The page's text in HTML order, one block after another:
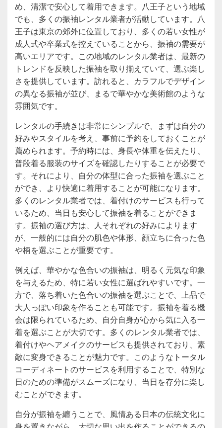
め、清潔で安心して着用できます。八王子という地域
でも、多くの振袖レンタル業者が活動しています。八
王子は東京の郊外に位置しており、多くの若い女性が
成人式や卒業式を控えていることから、振袖の需要が
高いエリアです。この地域のレンタル業者は、最新の
トレンドを反映した振袖を取り揃えていて、選ぶ楽し
さを提供しています。訪れると、カラフルでデザイン
の異なる振袖が並び、まるで華やかな美術館のような
雰囲気です。
レンタルの手続きは非常にシンプルで、まずは自分の
好みやスタイルを考え、事前に予約をしておくことが
薦められます。予約時には、身長や体重を伝えたり、
普段着る服装のサイズを確認したりすることが必要で
す。それにより、自分の体型に合った振袖を選ぶこと
ができ、より快適に着用することが可能になります。
多くのレンタル業者では、着付けのサービスも行って
いるため、当日も安心して振袖を着ることができま
す。振袖の選び方は、人それぞれの好みによります
が、一般的には自分の肌色や体形、顔立ちに合った色
や柄を選ぶことが重要です。
例えば、華やかな色合いの振袖は、明るく元気な印象
を与えるため、特に若い女性に選ばれやすいです。一
方で、落ち着いた色合いの振袖を選ぶことで、上品で
大人っぽい印象を作ることも可能です。振袖を着る機
会は限られているため、自分自身が心から気に入る一
着を選ぶことが大切です。多くのレンタル業者では、
着付けやヘアメイクのサービスも提供されており、素
敵に変身できることが魅力です。このようなトータル
コーディネートのサービスを利用することで、特別な
日のための準備がスムーズになり、当日を存分に楽し
むことができます。
自分が振袖を纏うことで、風情ある日本の伝統文化に